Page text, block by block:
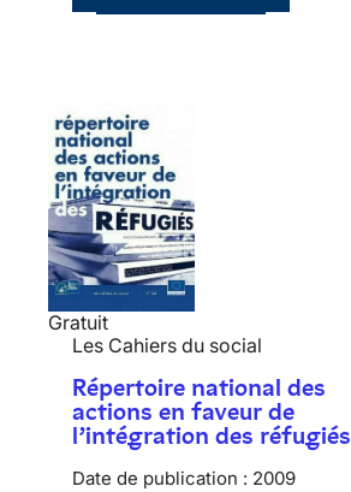
Gratuit
Les Cahiers du social
Répertoire national des
actions en faveur de
l’intégration des réfugiés
Date de publication : 2009